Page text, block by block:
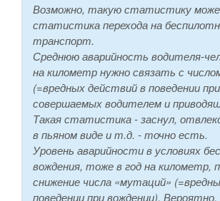
Возможно, такую статистику
статистика перехода на
транспорт.
Среднюю аварийность водителя-
на километр нужно связать с
(=вредных действий в поведении
совершаемых водителем и
Такая статистика - заснул,
в пьяном виде и т.д. - точно есть.
Уровень аварийности в условиях
вождения, тоже в год на километр,
снижение числа «мутаций»
поведении при вождении).